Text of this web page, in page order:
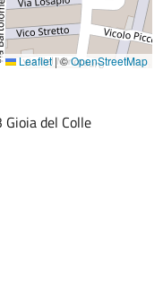
Leaflet |©OpenStreetMap
del Colle